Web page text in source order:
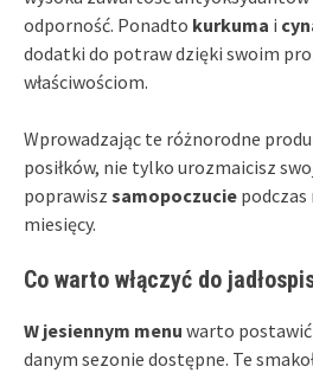
odporność. Ponadto kurkuma i
dodatki do potraw dzięki swoim
właściwościom.
Wprowadzając te różnorodne
posiłków, nie tylko urozmaicisz
poprawisz samopoczucie podczas
miesięcy.
Co warto włączyć do
W jesiennym menu warto
danym sezonie dostępne. Te